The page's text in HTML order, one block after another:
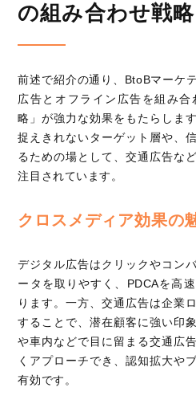
の組み合わせ戦略
前述で紹介の通り、BtoBマーケ
広告とオフライン広告を組み
略」が強力な効果をもたらしま
捉えきれないターゲット層や、
るための場として、交通広告な
注目されています。
クロスメディア効果の
デジタル広告はクリックやコン
ータを取りやすく、PDCAを高
ります。一方、交通広告は企業
することで、潜在顧客に強い印
や車内などで目に留まる交通広
くアプローチでき、認知拡大や
有効です。